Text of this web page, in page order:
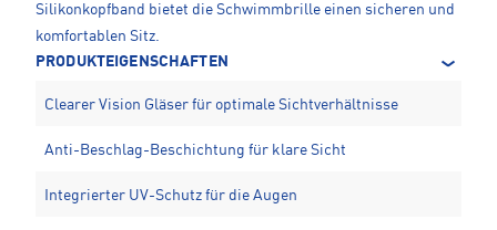
Silikonkopfband bietet die Schwimmbrille einen sicheren und
komfortablen Sitz.
PRODUKTEIGENSCHAFTEN
Clearer Vision Gläser für optimale Sichtverhältnisse
Anti-Beschlag-Beschichtung für klare Sicht
Integrierter UV-Schutz für die Augen